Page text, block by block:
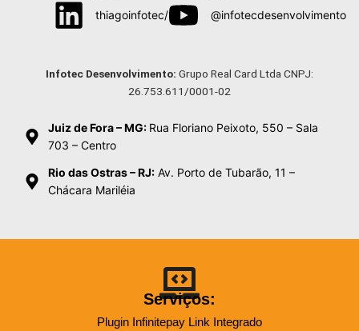
thiagoinfotec/ @infotecdesenvolvimento
Infotec Desenvolvimento: Grupo Real Card Ltda CNPJ:
26.753.611/0001-02
Juiz de Fora – MG: Rua Floriano Peixoto, 550 – Sala
703 – Centro
Rio das Ostras – RJ: Av. Porto de Tubarão, 11 –
Chácara Mariléia
Serviços:
Plugin Infinitepay Link Integrado